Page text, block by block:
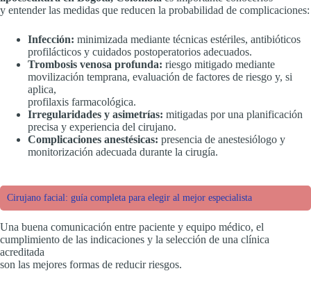
y entender las medidas que reducen la probabilidad de complicaciones:
Infección: minimizada mediante técnicas estériles, antibióticos
profilácticos y cuidados postoperatorios adecuados.
Trombosis venosa profunda: riesgo mitigado mediante
movilización temprana, evaluación de factores de riesgo y, si
aplica,
profilaxis farmacológica.
Irregularidades y asimetrías: mitigadas por una planificación
precisa y experiencia del cirujano.
Complicaciones anestésicas: presencia de anestesiólogo y
monitorización adecuada durante la cirugía.
Cirujano facial: guía completa para elegir al mejor especialista
Una buena comunicación entre paciente y equipo médico, el
cumplimiento de las indicaciones y la selección de una clínica
acreditada
son las mejores formas de reducir riesgos.